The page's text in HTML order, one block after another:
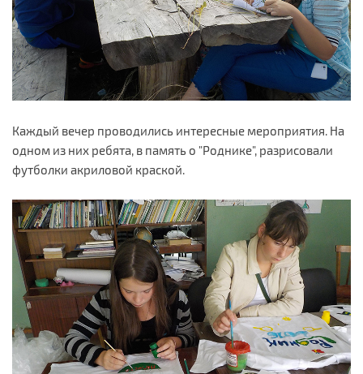
Каждый вечер проводились интересные мероприятия. На
одном из них ребята, в память о "Роднике", разрисовали
футболки акриловой краской.